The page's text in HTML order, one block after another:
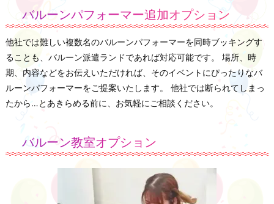
バルーンパフォーマー追加オプション
他社では難しい複数名のバルーンパフォーマーを同時ブッキングす
ることも、バルーン派遣ランドであれば対応可能です。 場所、時
期、内容などをお伝えいただければ、そのイベントにぴったりなバ
ルーンパフォーマーをご提案いたします。 他社では断られてしまっ
たから…とあきらめる前に、お気軽にご相談ください。
バルーン教室オプション